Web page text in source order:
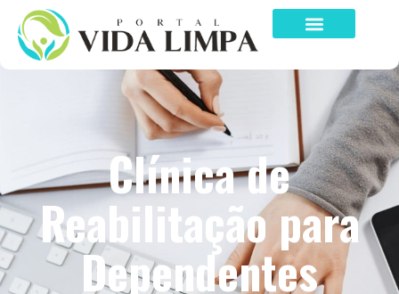
Clínica de
Reabilitação para
Dependentes